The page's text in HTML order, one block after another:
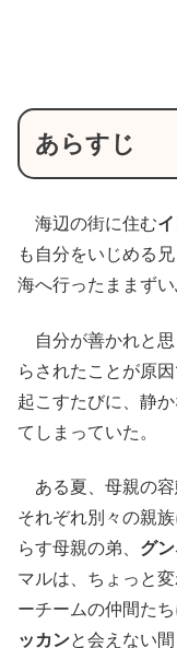
あらすじ
海辺の街に住む
も自分をいじめる
海へ行ったままず
自分が善かれと思
らされたことが原
起こすたびに、静
てしまっていた。
ある夏、母親の容
それぞれ別々の親
らす母親の弟、 グ
マルは、ちょっと
ーチームの仲間た
ッカンと会えない